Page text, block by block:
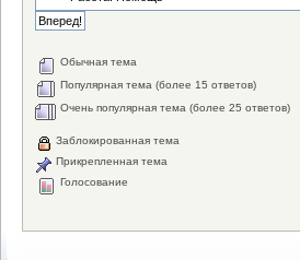
Обычная тема
Популярная тема (более 15 ответов)
Очень популярная тема (более 25 ответов)
Заблокированная тема
Прикрепленная тема
Голосование